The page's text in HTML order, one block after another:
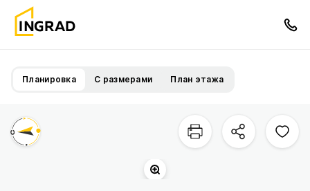
Планировка С размерами План этажа